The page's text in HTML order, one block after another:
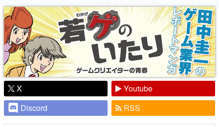
り】
X
Youtube
Discord
RSS